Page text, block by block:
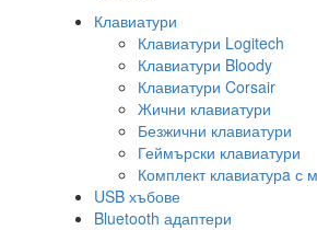
Клавиатури
Клавиатури Logitech
Клавиатури Bloody
Клавиатури Corsair
Жични клавиатури
Безжични клавиатури
Геймърски клавиатури
Комплект клавиатурa с
USB хъбове
Bluetooth адаптери